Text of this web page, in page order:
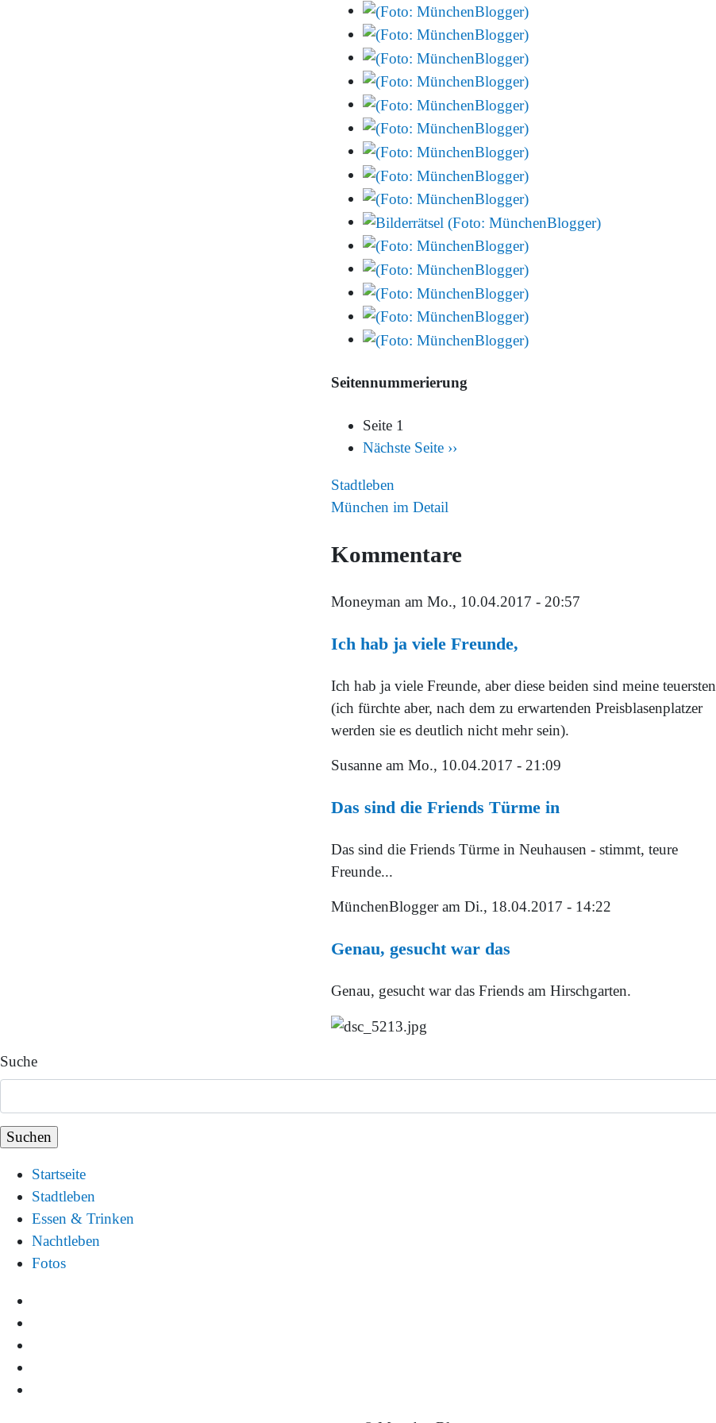
Seitennummerierung
Seite 1
Nächste Seite ››
Stadtleben
München im Detail
Kommentare
Moneyman am Mo., 10.04.2017 - 20:57
Ich hab ja viele Freunde,
Ich hab ja viele Freunde, aber diese beiden sind meine teuersten
(ich fürchte aber, nach dem zu erwartenden Preisblasenplatzer
werden sie es deutlich nicht mehr sein).
Susanne am Mo., 10.04.2017 - 21:09
Das sind die Friends Türme in
Das sind die Friends Türme in Neuhausen - stimmt, teure
Freunde...
MünchenBloggeram Di., 18.04.2017 - 14:22
Genau, gesucht war das
Genau, gesucht war das Friends am Hirschgarten.
Suche
Startseite
Stadtleben
Essen & Trinken
Nachtleben
Fotos